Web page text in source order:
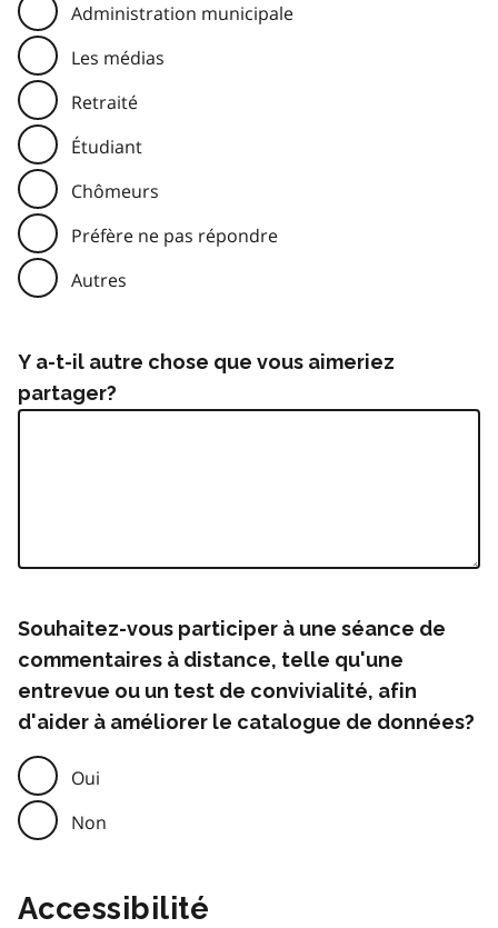
Administration municipale
Les médias
Retraité
Étudiant
Chômeurs
Préfère ne pas répondre
Autres
Y a-t-il autre chose que vous aimeriez
partager?
Souhaitez-vous participer à une séance de
commentaires à distance, telle qu'une
entrevue ou un test de convivialité, afin
d'aider à améliorer le catalogue de données?
Oui
Non
Accessibilité